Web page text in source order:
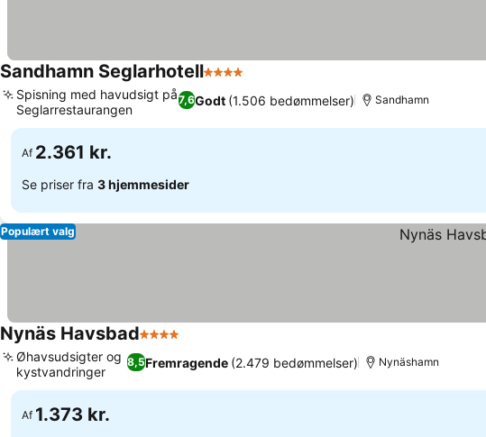
Sandhamn Seglarhotell4 Stjerner
7,6Godt (1.506 bedømmelser)
Spisning med havudsigt på
Seglarrestaurangen
Sandhamn
Af 2.361 kr.
Se priser fra 3 hjemmesider
Populært valg
Nynäs Havsbad4 Stjerner
8,5Fremragende (2.479 bedømmelser)
Øhavsudsigter og
kystvandringer
Nynäshamn
Af 1.373 kr.